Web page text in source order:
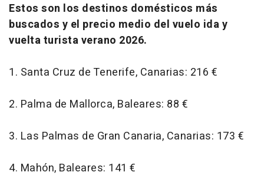
Estos son los destinos domésticos más
buscados y el precio medio del vuelo ida y
vuelta turista verano 2026.
1. Santa Cruz de Tenerife, Canarias: 216 €
2. Palma de Mallorca, Baleares: 88 €
3. Las Palmas de Gran Canaria, Canarias: 173 €
4. Mahón, Baleares: 141 €